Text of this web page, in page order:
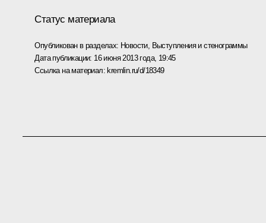
Статус материала
Опубликован в разделах: Новости, Выступления и стенограммы
Дата публикации: 16 июня 2013 года, 19:45
Ссылка на материал: kremlin.ru/d/18349